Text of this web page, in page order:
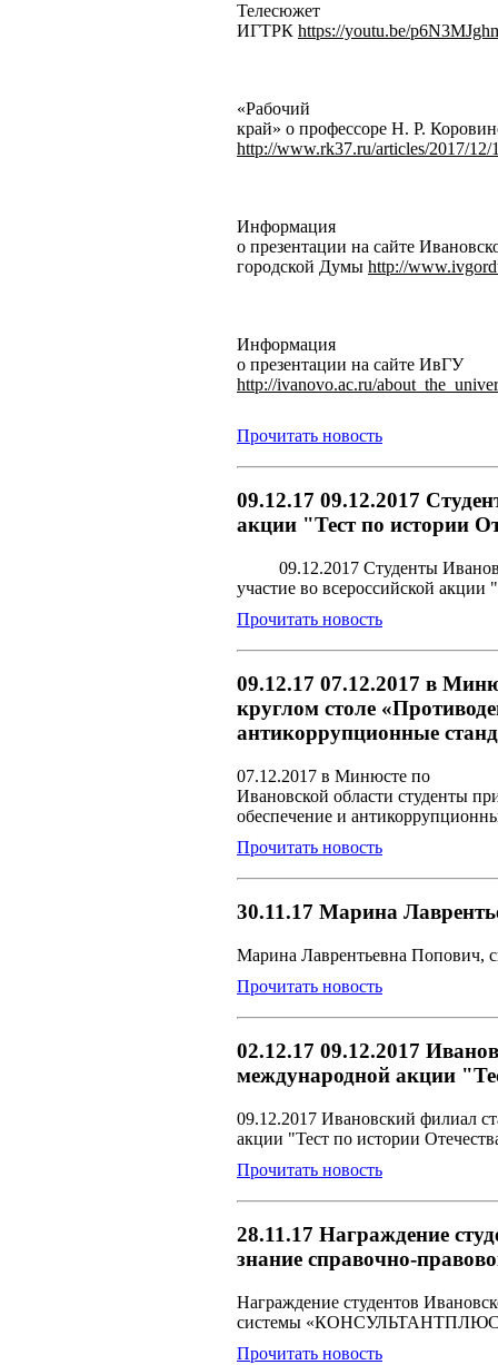
Телесюжет
ИГТРК https://youtu.be/
«Рабочий
край» о профессоре Н. Р.
http://www.rk37.ru/articles/2017/12/
Информация
о презентации на сайте
городской Думы http://
Информация
о презентации на сайте ИвГУ
http://ivanovo.ac.ru/
Прочитать новость
09.12.17 09.12.2017
акции "Тест по истории
09.12.2017 Студенты
участие во всероссийской акции "
Прочитать новость
09.12.17 07.12.2017 в
круглом столе
антикоррупционные
07.12.2017 в Минюсте по
Ивановской области студенты
обеспечение и
Прочитать новость
30.11.17 Марина
Марина Лаврентьевна Попович,
Прочитать новость
02.12.17 09.12.2017
международной акции
09.12.2017 Ивановский филиал
акции "Тест по истории
Прочитать новость
28.11.17 Награждение
знание справочно-
Награждение студентов
системы
Прочитать новость